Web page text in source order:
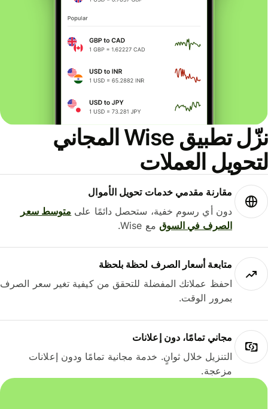
نزّل تطبيق Wise المجاني
العملات
مقارنة مقدمي خدمات تحويل الأموال
دون أي رسوم خفية، ستحصل دائمًا علىمتوسط ​​سعر
الصرف في السوقمع Wise.
متابعة أسعار الصرف لحظة بلحظة
احفظ عملاتك المفضلة للتحقق من كيفية تغير سعر الصرف
بمرور الوقت.
مجاني تمامًا، دون إعلانات
التنزيل خلال ثوانٍ. خدمة مجانية تمامًا ودون إعلانات
مزعجة.